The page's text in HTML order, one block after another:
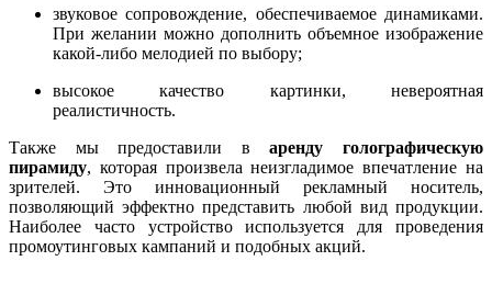
звуковое сопровождение, обеспечиваемое динамиками.
При желании можно дополнить объемное изображение
какой-либо мелодией по выбору;
высокое качество картинки, невероятная
реалистичность.
Также мы предоставили варенду голографическую
пирамиду, которая произвела неизгладимое впечатление на
зрителей. Это инновационный рекламный носитель,
позволяющий эффектно представить любой вид продукции.
Наиболее часто устройство используется для проведения
промоутинговых кампаний и подобных акций.